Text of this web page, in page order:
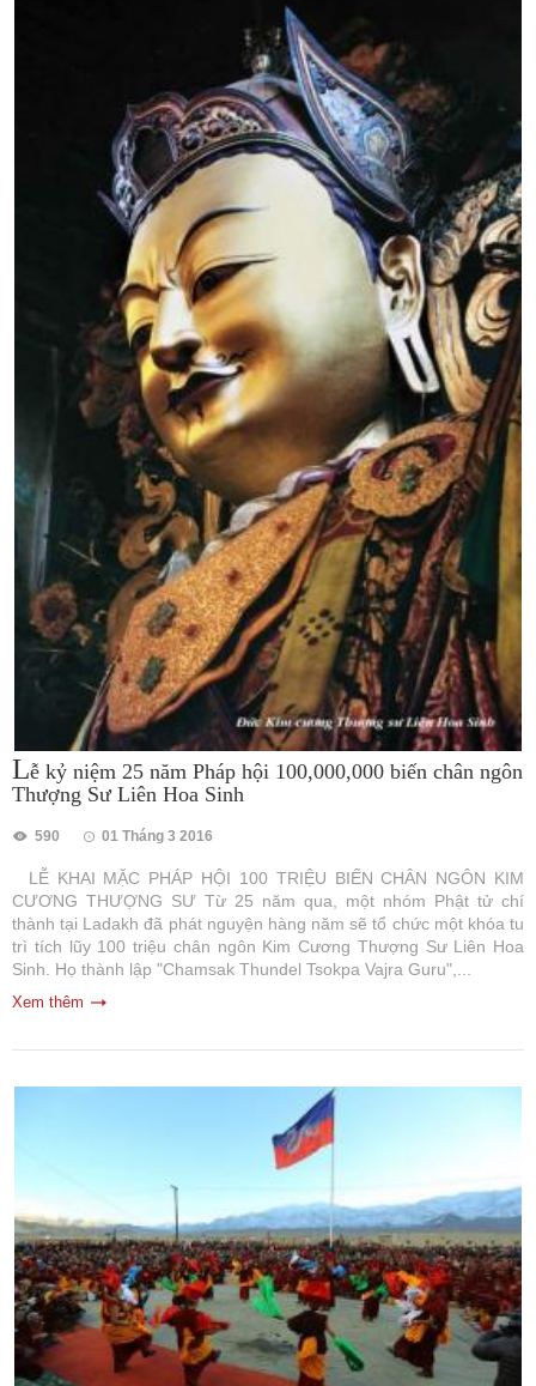
Lễ kỷ niệm 25 năm Pháp hội 100,000,000 biến chân ngôn
Thượng Sư Liên Hoa Sinh
590 01 Tháng 3 2016
LỄ KHAI MẶC PHÁP HỘI 100 TRIỆU BIẾN CHÂN NGÔN KIM
CƯƠNG THƯỢNG SƯ Từ 25 năm qua, một nhóm Phật tử chí
thành tại Ladakh đã phát nguyện hàng năm sẽ tổ chức một khóa tu
trì tích lũy 100 triệu chân ngôn Kim Cương Thượng Sư Liên Hoa
Sinh. Họ thành lập "Chamsak Thundel Tsokpa Vajra Guru",...
Xem thêm